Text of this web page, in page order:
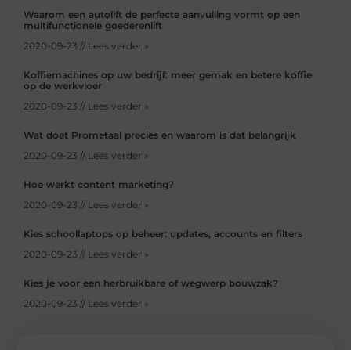
Waarom een autolift de perfecte aanvulling vormt op een
multifunctionele goederenlift
2020-09-23 // Lees verder »
Koffiemachines op uw bedrijf: meer gemak en betere koffie
op de werkvloer
2020-09-23 // Lees verder »
Wat doet Prometaal precies en waarom is dat belangrijk
2020-09-23 // Lees verder »
Hoe werkt content marketing?
2020-09-23 // Lees verder »
Kies schoollaptops op beheer: updates, accounts en filters
2020-09-23 // Lees verder »
Kies je voor een herbruikbare of wegwerp bouwzak?
2020-09-23 // Lees verder »